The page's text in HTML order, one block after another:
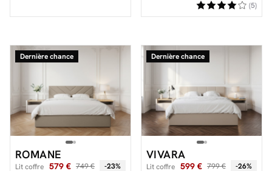
(5)
Dernière chance
ROMANE
Lit coffre 579 € 749 € -23%
Dernière chance
VIVARA
Lit coffre 599 € 799 € -26%